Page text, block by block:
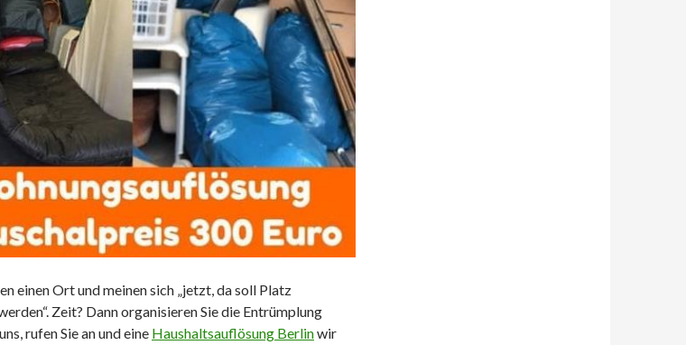
einen Ort und meinen sich „jetzt, da soll Platz
Zeit? Dann organisieren Sie die Entrümplung
rufen Sie an und eine Haushaltsauflösung Berlinwir